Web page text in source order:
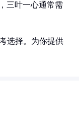
三叶一心通常需
选择。为你提供